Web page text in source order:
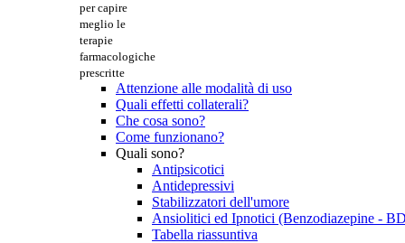
per capire
meglio le
terapie
farmacologiche
prescritte
Attenzione alle modalità di uso
Quali effetti collaterali?
Che cosa sono?
Come funzionano?
Quali sono?
Antipsicotici
Antidepressivi
Stabilizzatori dell'umore
Ansiolitici ed Ipnotici (Benzodiazepine -
Tabella riassuntiva